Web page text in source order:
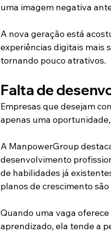
uma imagem negativa
A nova geração está
experiências digitais mais
tornando pouco atrativos.
Falta de
Empresas que desejam
apenas uma
A ManpowerGroup
desenvolvimento
de habilidades já
planos de crescimento
Quando uma vaga
aprendizado, ela tende a